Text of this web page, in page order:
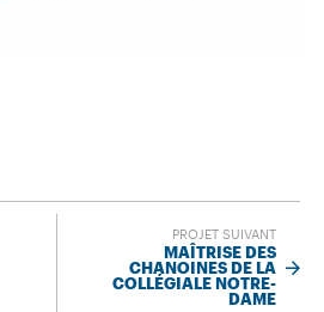
PROJET SUIVANT
MAÎTRISE DES
CHANOINES DE LA
COLLÉGIALE NOTRE-
DAME